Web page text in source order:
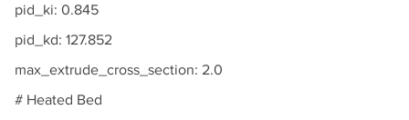
pid_ki: 0.845
pid_kd: 127.852
max_extrude_cross_section: 2.0
# Heated Bed